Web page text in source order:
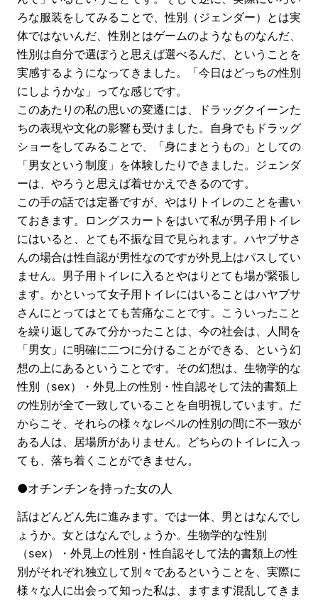
ろな服装をしてみることで、性別（ジェンダー）とは実
体ではないんだ、性別とはゲームのようなものなんだ、
性別は自分で選ぼうと思えば選べるんだ、ということを
実感するようになってきました。「今日はどっちの性別
にしようかな」ってな感じです。
このあたりの私の思いの変遷には、ドラッグクイーンた
ちの表現や文化の影響も受けました。自身でもドラッグ
ショーをしてみることで、「身にまとうもの」としての
「男女という制度」を体験したりできました。ジェンダ
ーは、やろうと思えば着せかえできるのです。
この手の話では定番ですが、やはりトイレのことを書い
ておきます。ロングスカートをはいて私が男子用トイレ
にはいると、とても不振な目で見られます。ハヤブサさ
んの場合は性自認が男性なのですが外見上はパスしてい
ません。男子用トイレに入るとやはりとても場が緊張し
ます。かといって女子用トイレにはいることはハヤブサ
さんにとってはとても苦痛なことです。こういったこと
を繰り返してみて分かったことは、今の社会は、人間を
「男女」に明確に二つに分けることができる、という幻
想の上にあるということです。その幻想は、生物学的な
性別（sex）・外見上の性別・性自認そして法的書類上
の性別が全て一致していることを自明視しています。だ
からこそ、それらの様々なレベルの性別の間に不一致が
ある人は、居場所がありません。どちらのトイレに入っ
ても、落ち着くことができません。
●オチンチンを持った女の人
話はどんどん先に進みます。では一体、男とはなんでし
ょうか。女とはなんでしょうか。生物学的な性別
（sex）・外見上の性別・性自認そして法的書類上の性
別がそれぞれ独立して別々であるということを、実際に
様々な人に出会って知った私は、ますます混乱してきま